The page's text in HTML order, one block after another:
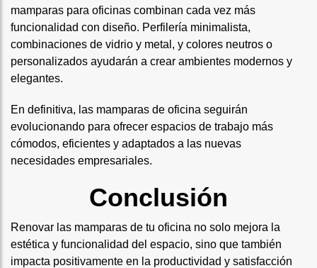
mamparas para oficinas combinan cada vez más
funcionalidad con diseño. Perfilería minimalista,
combinaciones de vidrio y metal, y colores neutros o
personalizados ayudarán a crear ambientes modernos y
elegantes.
En definitiva, las mamparas de oficina seguirán
evolucionando para ofrecer espacios de trabajo más
cómodos, eficientes y adaptados a las nuevas
necesidades empresariales.
Conclusión
Renovar las mamparas de tu oficina no solo mejora la
estética y funcionalidad del espacio, sino que también
impacta positivamente en la productividad y satisfacción